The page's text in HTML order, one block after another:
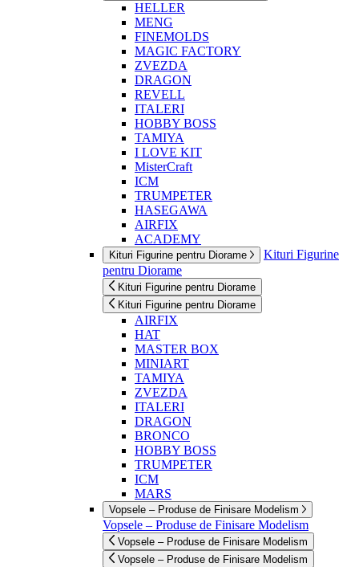
HELLER
MENG
FINEMOLDS
MAGIC FACTORY
ZVEZDA
DRAGON
REVELL
ITALERI
HOBBY BOSS
TAMIYA
I LOVE KIT
MisterCraft
ICM
TRUMPETER
HASEGAWA
AIRFIX
ACADEMY
Kituri Figurine pentru Diorame
Kituri Figurine
pentru Diorame
Kituri Figurine pentru Diorame
Kituri Figurine pentru Diorame
AIRFIX
HAT
MASTER BOX
MINIART
TAMIYA
ZVEZDA
ITALERI
DRAGON
BRONCO
HOBBY BOSS
TRUMPETER
ICM
MARS
Vopsele – Produse de Finisare Modelism
Vopsele – Produse de Finisare Modelism
Vopsele – Produse de Finisare Modelism
Vopsele – Produse de Finisare Modelism